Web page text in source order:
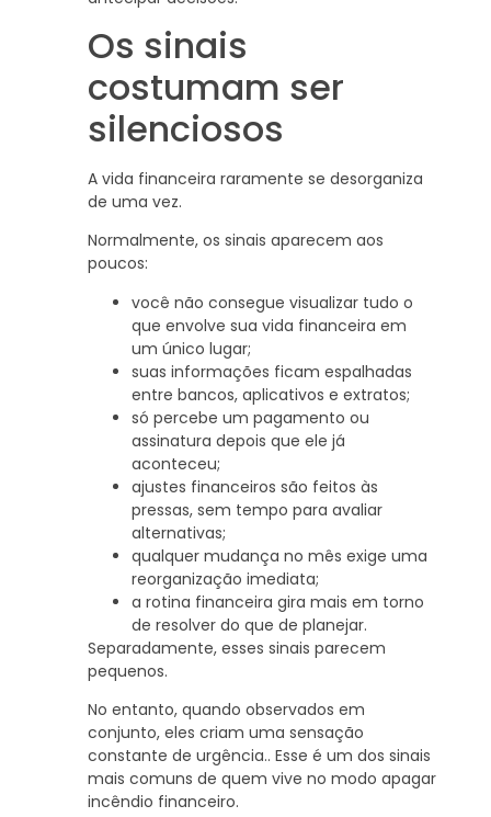
Os sinais
costumam ser
silenciosos
A vida financeira raramente se desorganiza
de uma vez.
Normalmente, os sinais aparecem aos
poucos:
você não consegue visualizar tudo o
que envolve sua vida financeira em
um único lugar;
suas informações ficam espalhadas
entre bancos, aplicativos e extratos;
só percebe um pagamento ou
assinatura depois que ele já
aconteceu;
ajustes financeiros são feitos às
pressas, sem tempo para avaliar
alternativas;
qualquer mudança no mês exige uma
reorganização imediata;
a rotina financeira gira mais em torno
de resolver do que de planejar.
Separadamente, esses sinais parecem
pequenos.
No entanto, quando observados em
conjunto, eles criam uma sensação
constante de urgência.. Esse é um dos sinais
mais comuns de quem vive no modo apagar
incêndio financeiro.